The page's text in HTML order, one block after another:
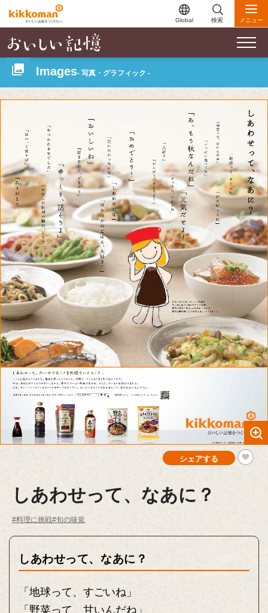
Global 検索 メニュー
Images- 写真・グラフィック -
シェアする
しあわせって、なあに？
#料理に挑戦#旬の味覚
しあわせって、なあに？
「地球って、すごいね」
「野菜って、甘いんだね」